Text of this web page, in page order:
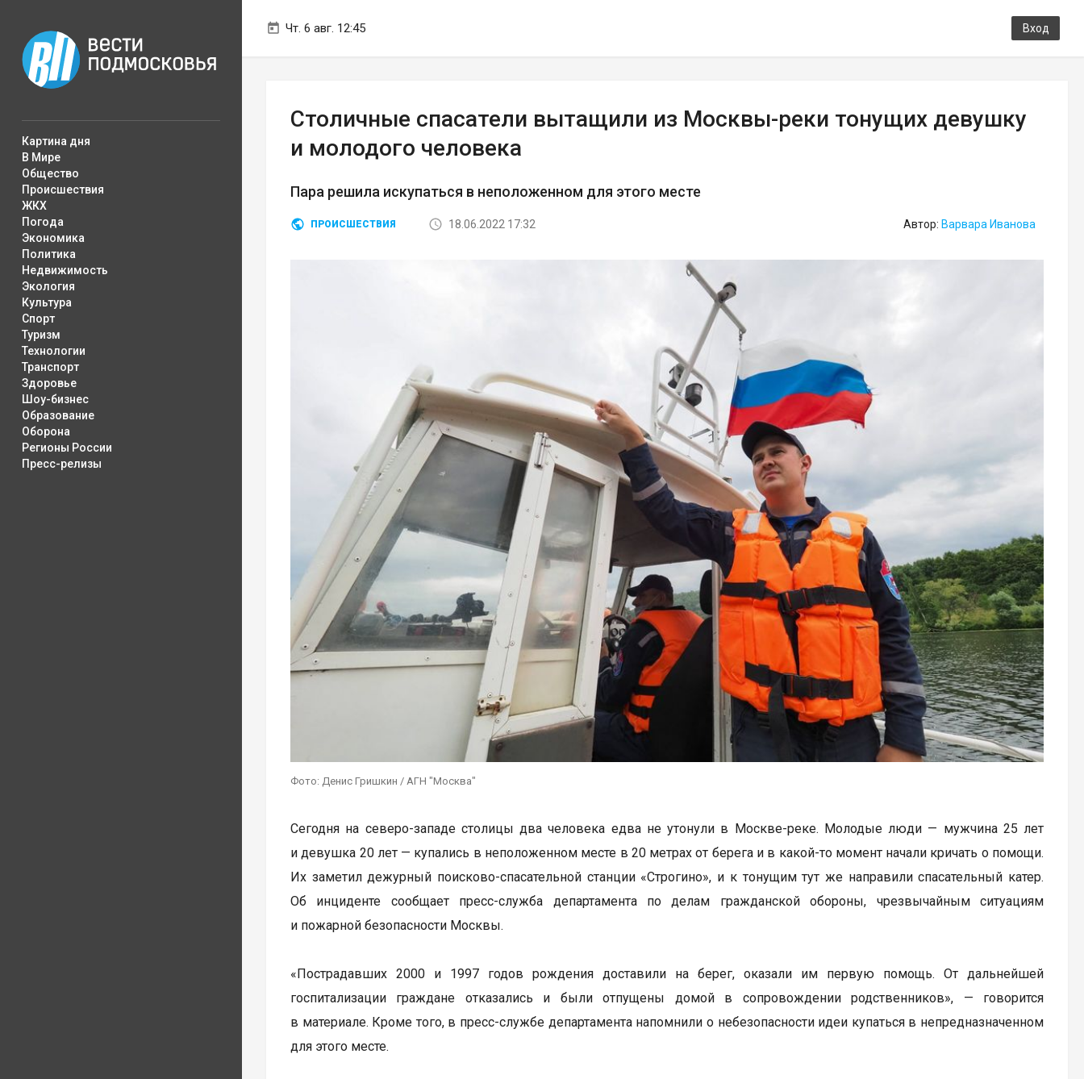
Чт. 6 авг. 12:45 Вход
Картина дня
В Мире
Общество
Происшествия
ЖКХ
Погода
Экономика
Политика
Недвижимость
Экология
Культура
Спорт
Туризм
Технологии
Транспорт
Здоровье
Шоу-бизнес
Образование
Оборона
Регионы России
Пресс-релизы
Столичные спасатели вытащили из Москвы-реки тонущих девушку
и молодого человека
Пара решила искупаться в неположенном для этого месте
ПРОИСШЕСТВИЯ 18.06.2022 17:32 Автор: Варвара Иванова
Фото: Денис Гришкин / АГН "Москва"
Сегодня на северо-западе столицы два человека едва не утонули в Москве-реке. Молодые люди — мужчина 25 лет
и девушка 20 лет — купались в неположенном месте в 20 метрах от берега и в какой-то момент начали кричать о помощи.
Их заметил дежурный поисково-спасательной станции «Строгино», и к тонущим тут же направили спасательный катер.
Об инциденте сообщает пресс-служба департамента по делам гражданской обороны, чрезвычайным ситуациям
и пожарной безопасности Москвы.
«Пострадавших 2000 и 1997 годов рождения доставили на берег, оказали им первую помощь. От дальнейшей
госпитализации граждане отказались и были отпущены домой в сопровождении родственников», — говорится
в материале. Кроме того, в пресс-службе департамента напомнили о небезопасности идеи купаться в непредназначенном
для этого месте.